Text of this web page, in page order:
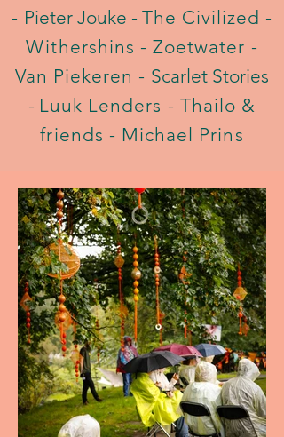
- Pieter Jouke - The Civilized -
Withershins - Zoetwater -
Van Piekeren - Scarlet Stories
- Luuk Lenders - Thailo &
friends - Michael Prins